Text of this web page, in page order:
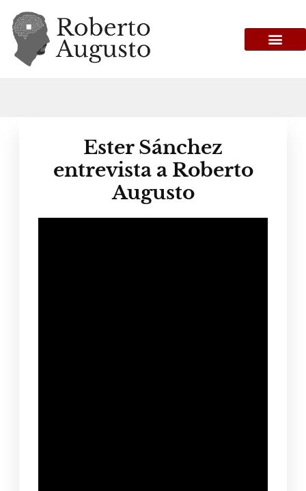
Ester Sánchez
entrevista a Roberto
Augusto